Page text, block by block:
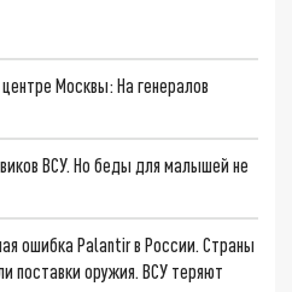
Москвы: На генералов
ВСУ. Но беды для малышей не
ошибка Palantir в России. Страны
поставки оружия. ВСУ теряют